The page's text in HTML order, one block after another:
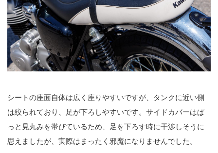
シートの座面自体は広く座りやすいですが、タンクに近い側
は絞られており、足が下ろしやすいです。サイドカバーはぱ
っと見丸みを帯びているため、足を下ろす時に干渉しそうに
思えましたが、実際はまったく邪魔になりませんでした。